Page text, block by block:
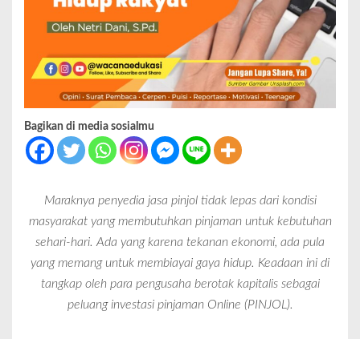
Bagikan di media sosialmu
Maraknya penyedia jasa pinjol tidak lepas dari kondisi
masyarakat yang membutuhkan pinjaman untuk kebutuhan
sehari-hari. Ada yang karena tekanan ekonomi, ada pula
yang memang untuk membiayai gaya hidup. Keadaan ini di
tangkap oleh para pengusaha berotak kapitalis sebagai
peluang investasi pinjaman Online (PINJOL).